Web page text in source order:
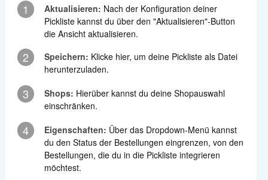
Automatisierung
Support kontaktieren
1 Aktualisieren: Nach der Konfiguration deiner
Pickliste kannst du über den "Aktualisieren"-Button
die Ansicht aktualisieren.
2 Speichern: Klicke hier, um deine Pickliste als Datei
herunterzuladen.
3 Shops: Hierüber kannst du deine Shopauswahl
einschränken.
4 Eigenschaften: Über das Dropdown-Menü kannst
du den Status der Bestellungen eingrenzen, von den
Bestellungen, die du in die Pickliste integrieren
möchtest.